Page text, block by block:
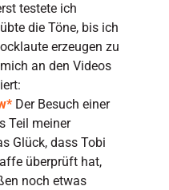
testete ich
die Töne, bis ich
erzeugen zu
an den Videos
Der Besuch einer
Teil meiner
Glück, dass Tobi
überprüft hat,
noch etwas